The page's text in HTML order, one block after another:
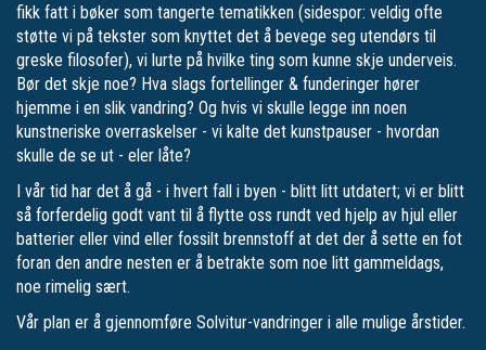
fikk fatt i bøker som tangerte tematikken (sidespor: veldig ofte
støtte vi på tekster som knyttet det å bevege seg utendørs til
greske filosofer), vi lurte på hvilke ting som kunne skje underveis.
Bør det skje noe? Hva slags fortellinger & funderinger hører
hjemme i en slik vandring? Og hvis vi skulle legge inn noen
kunstneriske overraskelser - vi kalte det kunstpauser - hvordan
skulle de se ut - eler låte?
I vår tid har det å gå - i hvert fall i byen - blitt litt utdatert; vi er blitt
så forferdelig godt vant til å flytte oss rundt ved hjelp av hjul eller
batterier eller vind eller fossilt brennstoff at det der å sette en fot
foran den andre nesten er å betrakte som noe litt gammeldags,
noe rimelig sært.
Vår plan er å gjennomføre Solvitur-vandringer i alle mulige årstider.